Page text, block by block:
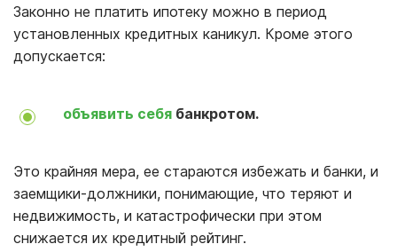
Законно не платить ипотеку можно в период
установленных кредитных каникул. Кроме этого
допускается:
объявить себя банкротом.
Это крайняя мера, ее стараются избежать и банки, и
заемщики-должники, понимающие, что теряют и
недвижимость, и катастрофически при этом
снижается их кредитный рейтинг.